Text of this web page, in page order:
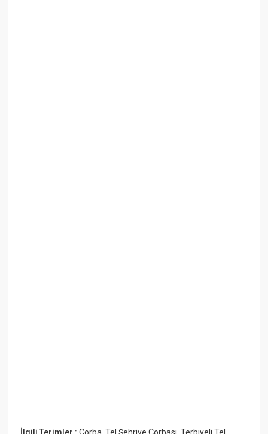
İlgili Terimler :Çorba,Tel Şehriye Çorbası,Terbiyeli Tel